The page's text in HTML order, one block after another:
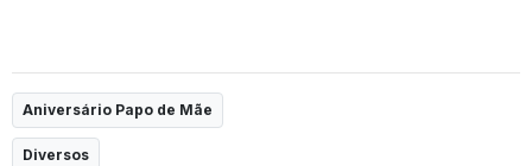
Aniversário Papo de Mãe
Diversos